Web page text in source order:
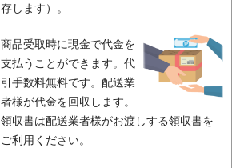
存します）。
商品受取時に現金で代金を
支払うことができます。代
引手数料無料です。配送業
者様が代金を回収します。
領収書は配送業者様がお渡しする領収書を
ご利用ください。